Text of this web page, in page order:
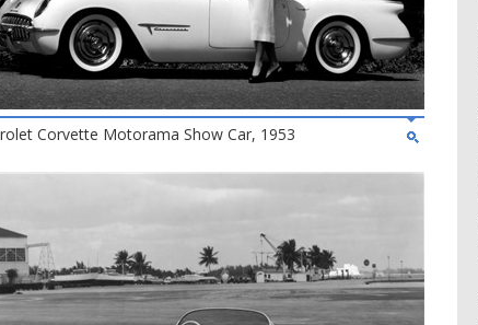
Corvette Motorama Show Car, 1953